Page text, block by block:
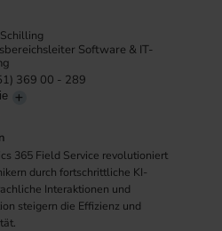
Software & IT-
369 00 - 289
365 Field Service revolutioniert
durch fortschrittliche KI-
Interaktionen und
steigern die Effizienz und